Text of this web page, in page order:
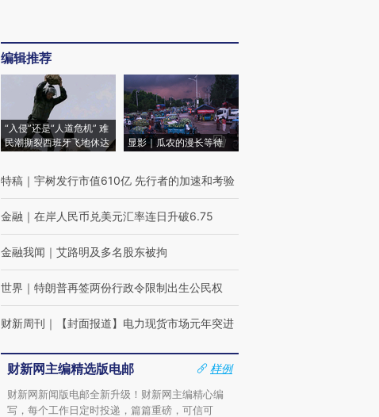
编辑推荐
“入侵”还是“人道危机” 难
民潮撕裂西班牙飞地休达
显影｜瓜农的漫长等待
特稿 ｜ 宇树发行市值610亿 先行者的加速和考验
金融 ｜ 在岸人民币兑美元汇率连日升破6.75
金融我闻 ｜ 艾路明及多名股东被拘
世界 ｜ 特朗普再签两份行政令限制出生公民权
财新周刊 ｜ 【封面报道】电力现货市场元年突进
财新网主编精选版电邮
样例
财新网新闻版电邮全新升级！财新网主编精心编
写，每个工作日定时投递，篇篇重磅，可信可